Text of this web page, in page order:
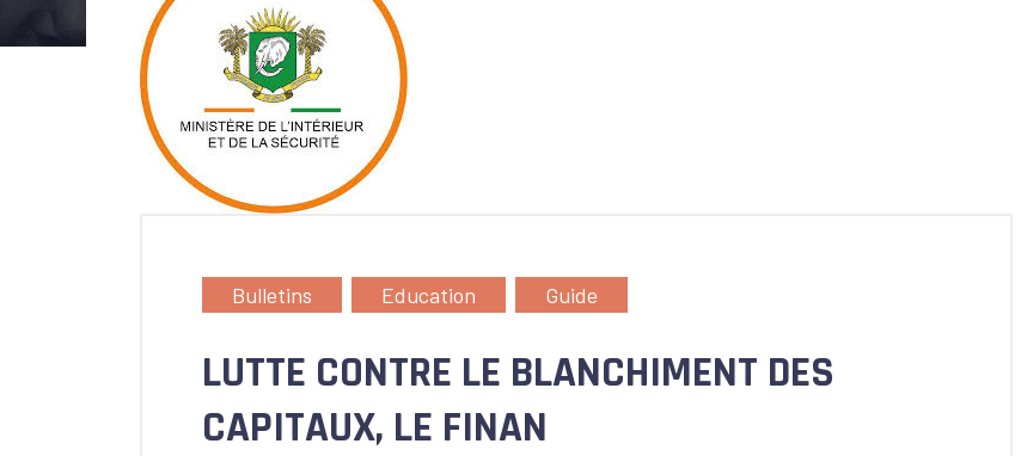
Bulletins Education Guide
LUTTE CONTRE LE BLANCHIMENT DES
CAPITAUX, LE FINAN